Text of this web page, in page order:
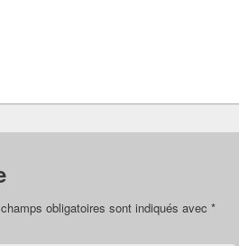
obligatoires sont indiqués avec *